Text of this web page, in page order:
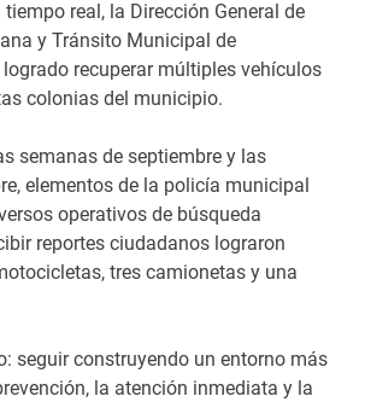
real, la Dirección General de
y Tránsito Municipal de
recuperar múltiples vehículos
colonias del municipio.
semanas de septiembre y las
elementos de la policía municipal
operativos de búsqueda
reportes ciudadanos lograron
tres camionetas y una
seguir construyendo un entorno más
la atención inmediata y la